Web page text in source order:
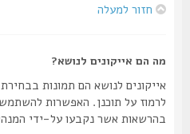
חזור למעלה
מה הם אייקונים לנושא?
אייקונים לנושא הם תמונות בבחירת
לרמוז על תוכנן. האפשרות להשתמש
בהרשאות אשר נקבעו על-ידי המנהל